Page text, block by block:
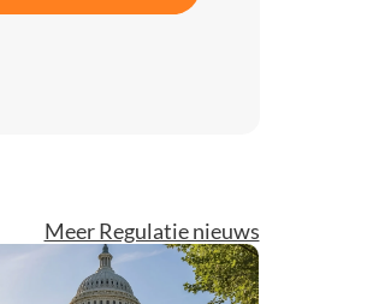
Meer Regulatie nieuws